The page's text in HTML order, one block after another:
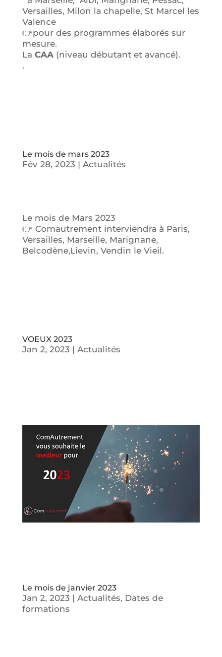
Versailles, Milon la chapelle, St Marcel les
Valence
👉pour des programmes élaborés sur
mesure.
La CAA(niveau débutant et avancé).
.
Le mois de mars 2023
Fév 28, 2023 | Actualités
Le mois de Mars 2023
👉 Comautrement interviendra à Paris,
Versailles, Marseille, Marignane,
Belcodène,Lievin, Vendin le Vieil.
VOEUX 2023
Jan 2, 2023 | Actualités
Le mois de janvier 2023
Jan 2, 2023 | Actualités, Dates de
formations